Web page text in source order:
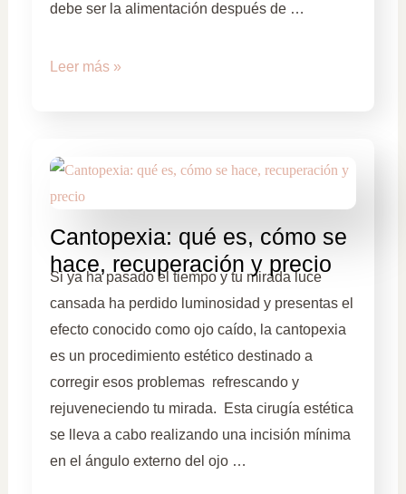
debe ser la alimentación después de …
Leer más »
Cantopexia: qué es, cómo se
hace, recuperación y precio
Si ya ha pasado el tiempo y tu mirada luce
cansada ha perdido luminosidad y presentas el
efecto conocido como ojo caído, la cantopexia
es un procedimiento estético destinado a
corregir esos problemas refrescando y
rejuveneciendo tu mirada. Esta cirugía estética
se lleva a cabo realizando una incisión mínima
en el ángulo externo del ojo …